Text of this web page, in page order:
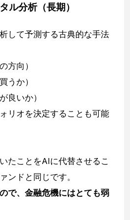
ル分析（長期）
して予測する古典的な手法
方向）
うか）
良いか）
リオを決定することも可能
たことをAIに代替させるこ
ンドと同じです。
で、金融危機にはとても弱